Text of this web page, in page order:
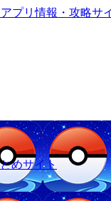
めサイト